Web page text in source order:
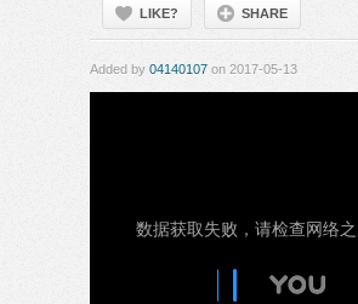
LIKE? SHARE
Added by 04140107 on 2017-05-13